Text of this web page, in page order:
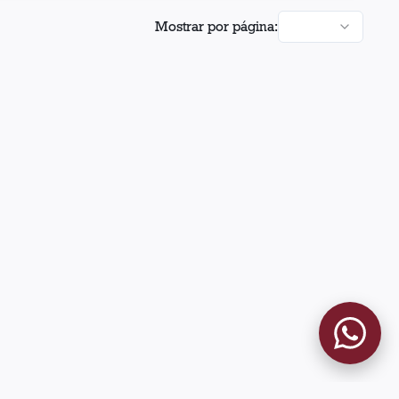
Mostrar por página: